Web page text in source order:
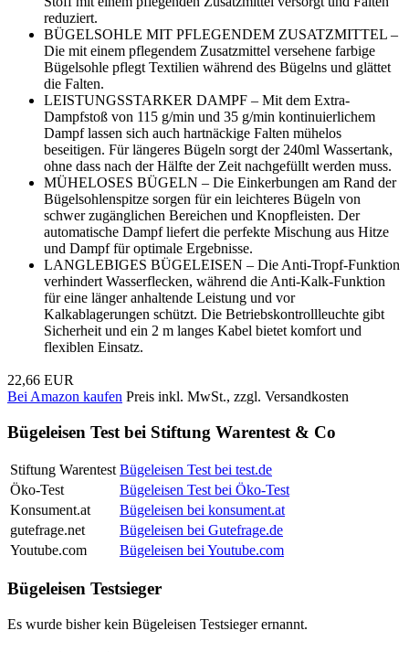
reduziert.
BÜGELSOHLE MIT PFLEGENDEM ZUSATZMITTEL –
Die mit einem pflegendem Zusatzmittel versehene farbige
Bügelsohle pflegt Textilien während des Bügelns und glättet
die Falten.
LEISTUNGSSTARKER DAMPF – Mit dem Extra-
Dampfstoß von 115 g/min und 35 g/min kontinuierlichem
Dampf lassen sich auch hartnäckige Falten mühelos
beseitigen. Für längeres Bügeln sorgt der 240ml Wassertank,
ohne dass nach der Hälfte der Zeit nachgefüllt werden muss.
MÜHELOSES BÜGELN – Die Einkerbungen am Rand der
Bügelsohlenspitze sorgen für ein leichteres Bügeln von
schwer zugänglichen Bereichen und Knopfleisten. Der
automatische Dampf liefert die perfekte Mischung aus Hitze
und Dampf für optimale Ergebnisse.
LANGLEBIGES BÜGELEISEN – Die Anti-Tropf-Funktion
verhindert Wasserflecken, während die Anti-Kalk-Funktion
für eine länger anhaltende Leistung und vor
Kalkablagerungen schützt. Die Betriebskontrollleuchte gibt
Sicherheit und ein 2 m langes Kabel bietet komfort und
flexiblen Einsatz.
22,66 EUR
Bei Amazon kaufen Preis inkl. MwSt., zzgl. Versandkosten
Bügeleisen Test bei Stiftung Warentest & Co
Stiftung Warentest Bügeleisen Test bei test.de
Öko-Test
Bügeleisen Test bei Öko-Test
Konsument.at
Bügeleisen bei konsument.at
gutefrage.net
Bügeleisen bei Gutefrage.de
Youtube.com
Bügeleisen bei Youtube.com
Bügeleisen Testsieger
Es wurde bisher kein Bügeleisen Testsieger ernannt.